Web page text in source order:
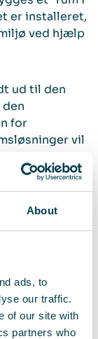
About
ads, to
our traffic.
of our site with
partners who
er installeret,
ved hjælp
ud til den
for
vil
Dette